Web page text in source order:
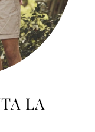
LA